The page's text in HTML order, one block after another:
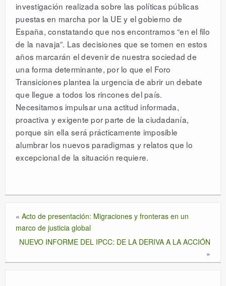
investigación realizada sobre las políticas públicas
puestas en marcha por la UE y el gobierno de
España, constatando que nos encontramos “en el filo
de la navaja”. Las decisiones que se tomen en estos
años marcarán el devenir de nuestra sociedad de
una forma determinante, por lo que el Foro
Transiciones plantea la urgencia de abrir un debate
que llegue a todos los rincones del país.
Necesitamos impulsar una actitud informada,
proactiva y exigente por parte de la ciudadanía,
porque sin ella será prácticamente imposible
alumbrar los nuevos paradigmas y relatos que lo
excepcional de la situación requiere.
« Acto de presentación: Migraciones y fronteras en un
marco de justicia global
NUEVO INFORME DEL IPCC: DE LA DERIVA A LA ACCIÓN
»